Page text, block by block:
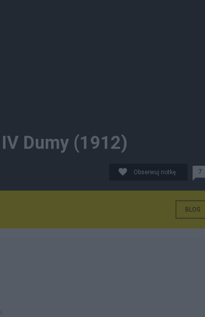
Dumy (1912)
Obserwuj notkę 7
BLOG